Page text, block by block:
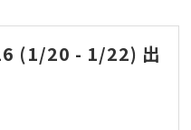
(1/20 - 1/22) 出